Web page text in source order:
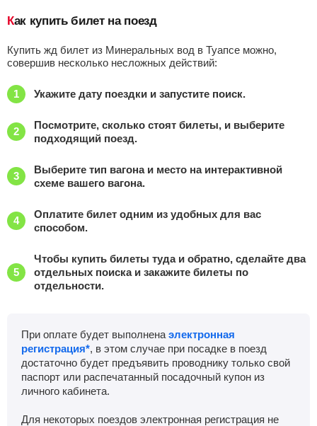
Как купить билет на поезд
Купить жд билет из Минеральных вод в Туапсе можно,
совершив несколько несложных действий:
Укажите дату поездки и запустите поиск.
Посмотрите, сколько стоят билеты, и выберите
подходящий поезд.
Выберите тип вагона и место на интерактивной
схеме вашего вагона.
Оплатите билет одним из удобных для вас
способом.
Чтобы купить билеты туда и обратно, сделайте два
отдельных поиска и закажите билеты по
отдельности.
При оплате будет выполнена электронная
регистрация*, в этом случае при посадке в поезд
достаточно будет предъявить проводнику только свой
паспорт или распечатанный посадочный купон из
личного кабинета.
Для некоторых поездов электронная регистрация не